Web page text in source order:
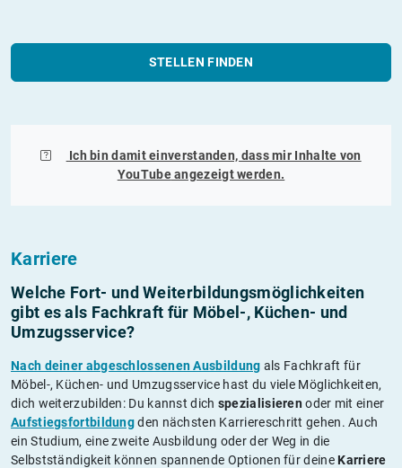
STELLEN FINDEN
Ich bin damit einverstanden, dass mir Inhalte von
YouTubeangezeigt werden.
Karriere
Welche Fort- und Weiterbildungs­möglichkeiten
gibt es als Fachkraft für Möbel-, Küchen- und
Umzugsservice?
Nach deiner abgeschlossenen Ausbildung als Fachkraft für
Möbel-, Küchen- und Umzugsservice hast du viele Möglichkeiten,
dich weiterzubilden: Du kannst dich spezialisieren oder mit einer
Aufstiegsfortbildungden nächsten Karriereschritt gehen. Auch
ein Studium, eine zweite Ausbildung oder der Weg in die
Selbstständigkeit können spannende Optionen für deine Karriere